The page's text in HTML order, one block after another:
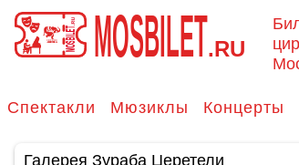
MOSBILET.RU
Спектакли Мюзиклы Концерты